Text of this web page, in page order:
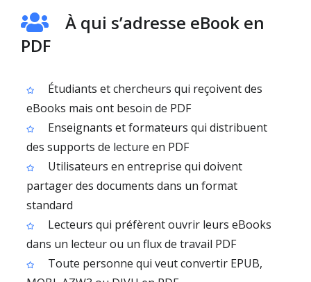
À qui s’adresse eBook en
PDF
Étudiants et chercheurs qui reçoivent des
eBooks mais ont besoin de PDF
Enseignants et formateurs qui distribuent
des supports de lecture en PDF
Utilisateurs en entreprise qui doivent
partager des documents dans un format
standard
Lecteurs qui préfèrent ouvrir leurs eBooks
dans un lecteur ou un flux de travail PDF
Toute personne qui veut convertir EPUB,